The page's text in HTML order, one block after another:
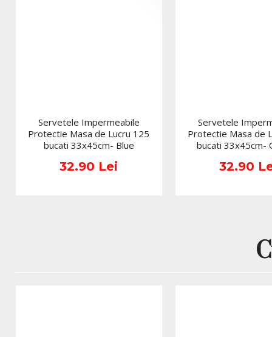
Servetele Impermeabile
Protectie Masa de Lucru 125
bucati 33x45cm- Blue
32.90 Lei
Servetele
Protectie Masa de
bucati 33x45cm-
32.90